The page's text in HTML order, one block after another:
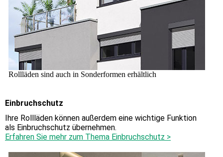
Rollläden sind auch in Sonderformen erhältlich
Einbruchschutz
Ihre Rollläden können außerdem eine wichtige Funktion
als Einbruchschutz übernehmen.
Erfahren Sie mehr zum Thema Einbruchschutz >